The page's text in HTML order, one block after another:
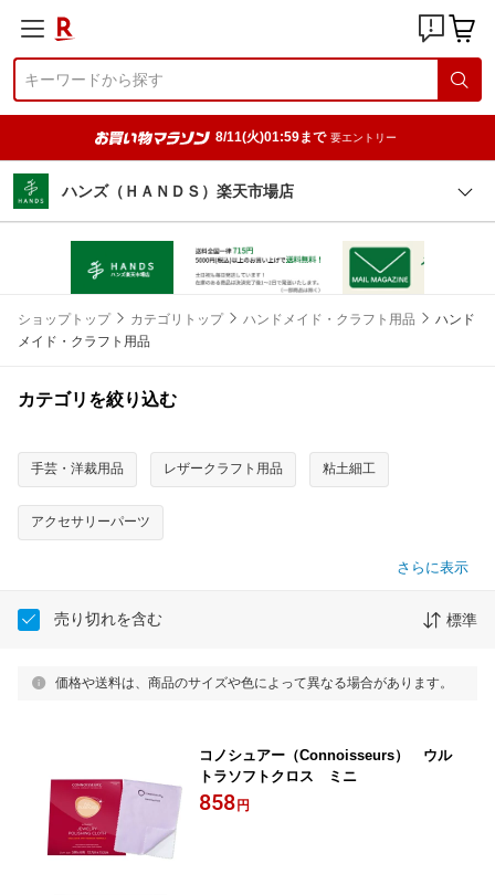
8/11(火)01:59まで 要エントリー
ハンズ（ＨＡＮＤＳ）楽天市場店
ショップトップ カテゴリトップ ハンドメイド・クラフト用品
ハンド
メイド・クラフト用品
カテゴリを絞り込む
手芸・洋裁用品 レザークラフト用品 粘土細工
アクセサリーパーツ
さらに表示
売り切れを含む 標準
価格や送料は、商品のサイズや色によって異なる場合があります。
コノシュアー（Connoisseurs） ウル
トラソフトクロス ミニ
858 円